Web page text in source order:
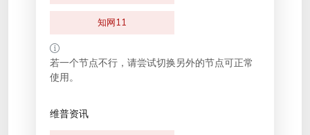
知网11
若一个节点不行，请尝试切换另外的节点可正常
使用。
维普资讯